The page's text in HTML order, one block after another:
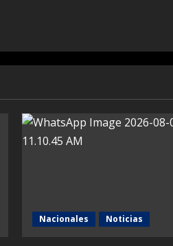
Nacionales Noticias